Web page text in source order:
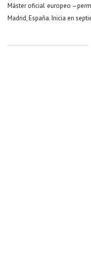
Máster oficial europeo
Madrid, España. Inicia en